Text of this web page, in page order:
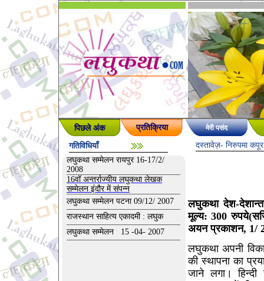
पिछले अंक प्रतिक्रिया मेरी पसंद
गतिविधियाँ
लघुकथा सम्मेलन रायपुर 16-17/2/
2008
16वॉ अन्तर्राज्यीय लघुकथा लेखक
सम्मेलन इंदौर में संपन्न
लघुकथा सम्मेलन पटना 09/12/ 2007
राजस्थान साहित्य एकादमी : लघुक
लघुकथा सम्मेलन 15 -04- 2007
दस्तावेज़- निरुपमा कपूर
लघुकथा देश-
मूल्य: 300
अयन प्रकाशन, 1/
लघुकथा अपनी
की स्थापना का
जाने लगा।